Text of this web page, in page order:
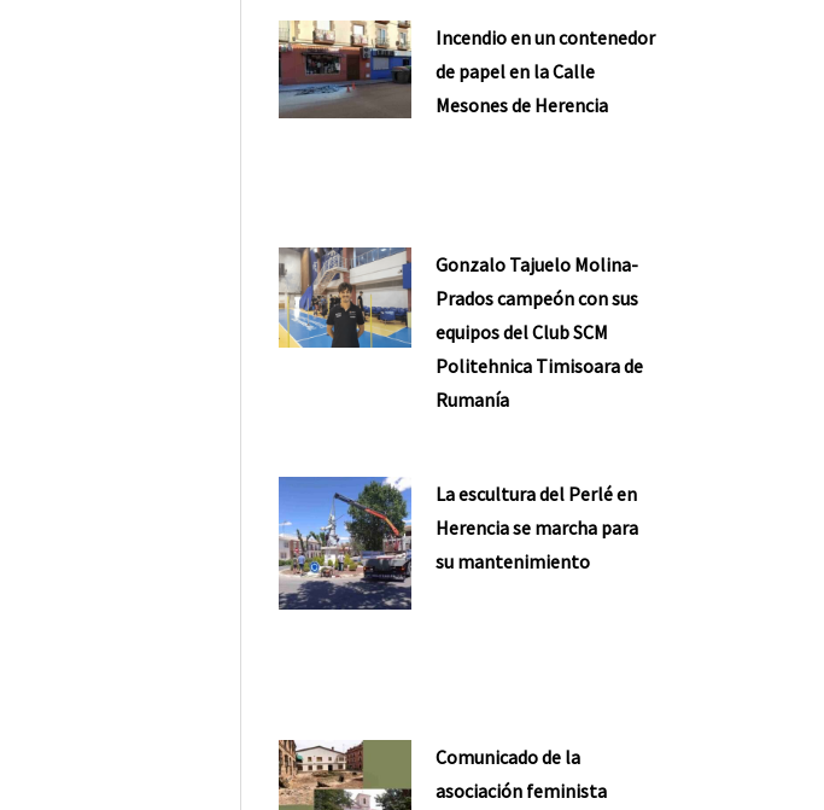
Incendio en un contenedor
de papel en la Calle
Mesones de Herencia
Gonzalo Tajuelo Molina-
Prados campeón con sus
equipos del Club SCM
Politehnica Timisoara de
Rumanía
La escultura del Perlé en
Herencia se marcha para
su mantenimiento
Comunicado de la
asociación feminista